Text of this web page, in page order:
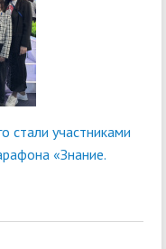
стали участниками
«Знание.